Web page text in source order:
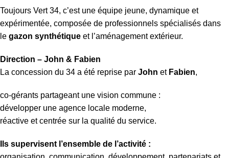
Toujours Vert 34, c’est une équipe jeune, dynamique et
expérimentée, composée de professionnels spécialisés dans
le gazon synthétique et l’aménagement extérieur.
Direction – John & Fabien
La concession du 34 a été reprise par John et Fabien,
co-gérants partageant une vision commune :
développer une agence locale moderne,
réactive et centrée sur la qualité du service.
Ils supervisent l’ensemble de l’activité :